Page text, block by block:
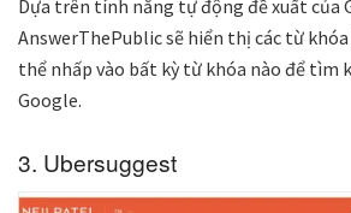
Dựa trên tính năng tự động đề xuất của
AnswerThePublic sẽ hiển thị các từ khóa
thể nhấp vào bất kỳ từ khóa nào để tìm
Google.
3. Ubersuggest